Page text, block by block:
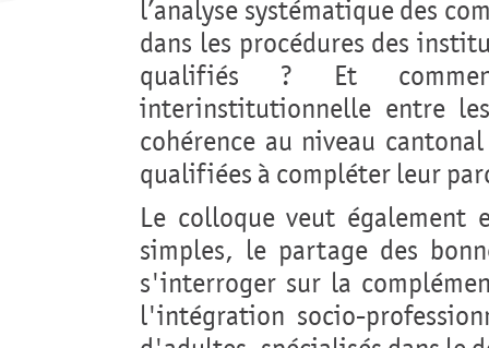
l’analyse systématique des
dans les procédures des
qualifiés ? Et
interinstitutionnelle entre
cohérence au niveau
qualifiées à compléter leur
Le colloque veut également
simples, le partage des
s'interroger sur la
l'intégration socio-